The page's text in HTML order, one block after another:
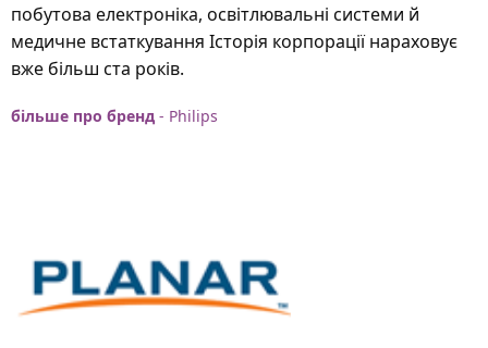
побутова електроніка, освітлювальні системи й
медичне встаткування Історія корпорації нараховує
вже більш ста років.
більше про бренд - Philips